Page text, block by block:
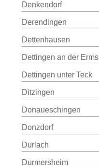
Denkendorf
Derendingen
Dettenhausen
Dettingen an der Erms
Dettingen unter Teck
Ditzingen
Donaueschingen
Donzdorf
Durlach
Durmersheim